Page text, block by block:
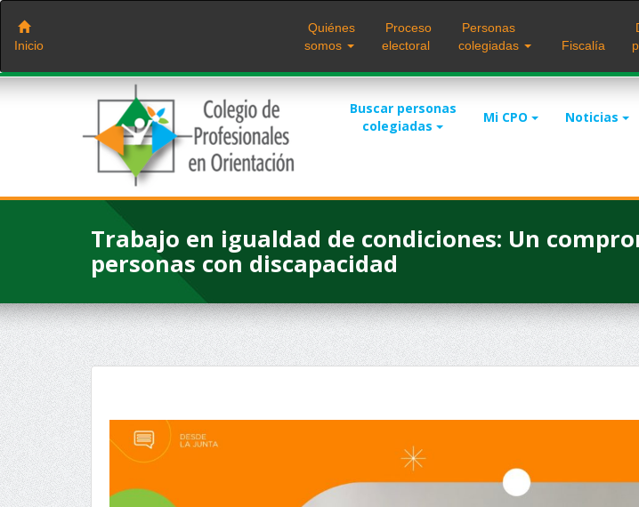
Saltar
contenido
Inicio
Quiénes
somos
Proceso
electoral
Personas
colegiadas
Fiscalía
Buscar personas
colegiadas
Mi CPO Noticias
Trabajo en igualdad de condiciones: Un
personas con discapacidad